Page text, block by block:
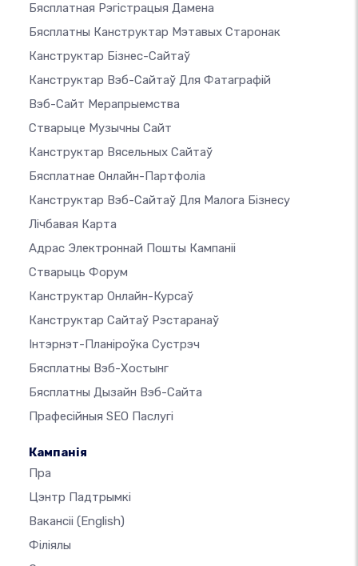
Бясплатная Рэгістрацыя Дамена
Бясплатны Канструктар Мэтавых Старонак
Канструктар Бізнес-Сайтаў
Канструктар Вэб-Сайтаў Для Фатаграфій
Вэб-Сайт Мерапрыемства
Стварыце Музычны Сайт
Канструктар Вясельных Сайтаў
Бясплатнае Онлайн-Партфоліа
Канструктар Вэб-Сайтаў Для Малога Бізнесу
Лічбавая Карта
Адрас Электроннай Пошты Кампаніі
Стварыць Форум
Канструктар Онлайн-Курсаў
Канструктар Сайтаў Рэстаранаў
Інтэрнэт-Планіроўка Сустрэч
Бясплатны Вэб-Хостынг
Бясплатны Дызайн Вэб-Сайта
Прафесійныя SEO Паслугі
Кампанія
Пра
Цэнтр Падтрымкі
Вакансіі (English)
Філіялы